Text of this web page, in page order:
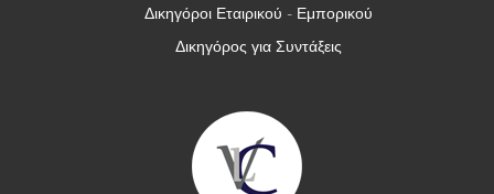
Δικηγόροι Εταιρικού - Εμπορικού
Δικηγόρος για Συντάξεις